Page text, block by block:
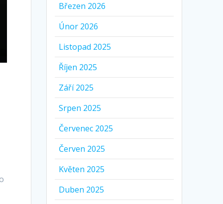
Březen 2026
Únor 2026
Listopad 2025
Říjen 2025
Září 2025
Srpen 2025
Červenec 2025
Červen 2025
Květen 2025
Duben 2025